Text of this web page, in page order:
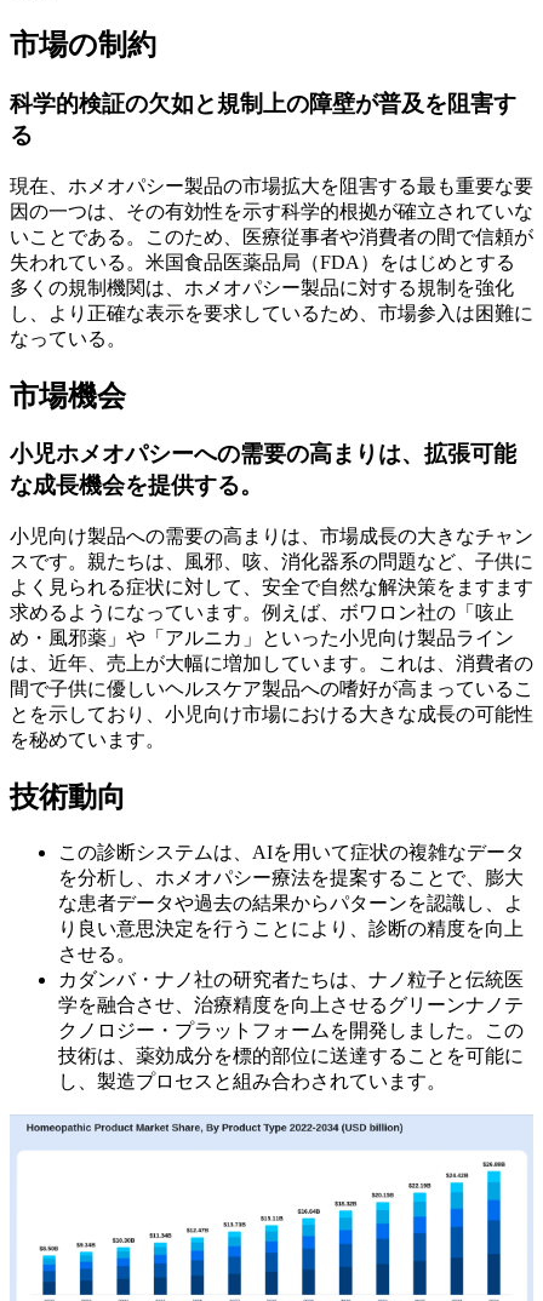
市場の制約
科学的検証の欠如と規制上の障壁が普及を阻害す
る
現在、ホメオパシー製品の市場拡大を阻害する最も重要な要
因の一つは、その有効性を示す科学的根拠が確立されていな
いことである。このため、医療従事者や消費者の間で信頼が
失われている。米国食品医薬品局（FDA）をはじめとする
多くの規制機関は、ホメオパシー製品に対する規制を強化
し、より正確な表示を要求しているため、市場参入は困難に
なっている。
市場機会
小児ホメオパシーへの需要の高まりは、拡張可能
な成長機会を提供する。
小児向け製品への需要の高まりは、市場成長の大きなチャン
スです。親たちは、風邪、咳、消化器系の問題など、子供に
よく見られる症状に対して、安全で自然な解決策をますます
求めるようになっています。例えば、ボワロン社の「咳止
め・風邪薬」や「アルニカ」といった小児向け製品ライン
は、近年、売上が大幅に増加しています。これは、消費者の
間で子供に優しいヘルスケア製品への嗜好が高まっているこ
とを示しており、小児向け市場における大きな成長の可能性
を秘めています。
技術動向
この診断システムは、AIを用いて症状の複雑なデータ
を分析し、ホメオパシー療法を提案することで、膨大
な患者データや過去の結果からパターンを認識し、よ
り良い意思決定を行うことにより、診断の精度を向上
させる。
カダンバ・ナノ社の研究者たちは、ナノ粒子と伝統医
学を融合させ、治療精度を向上させるグリーンナノテ
クノロジー・プラットフォームを開発しました。この
技術は、薬効成分を標的部位に送達することを可能に
し、製造プロセスと組み合わされています。